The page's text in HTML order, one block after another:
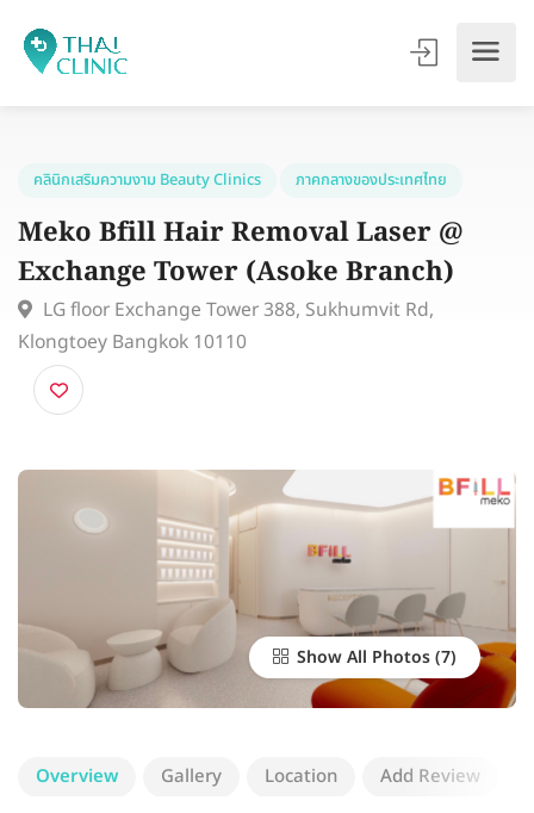
คลินิกเสริมความงาม Beauty Clinics
Meko Bfill Hair Removal Laser @
Exchange Tower (Asoke Branch)
LG floor Exchange Tower 388, Sukhumvit Rd,
Klongtoey Bangkok 10110
Show All Photos
Overview Gallery Location Add Review